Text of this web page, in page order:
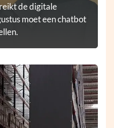
de digitale
moet een chatbot